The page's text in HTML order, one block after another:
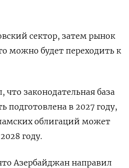
сектор, затем рынок
можно будет переходить к
что ​законодательная база
подготовлена ‌в 2027 году,
облигаций может
году.
Азербайджан направил